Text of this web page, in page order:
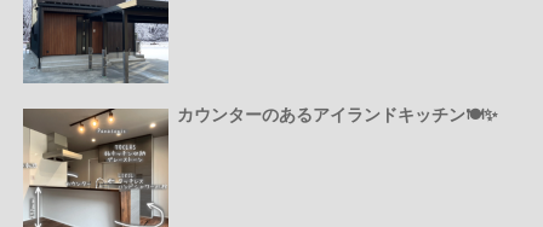
カウンターのあるアイランドキッチン🍽️✨